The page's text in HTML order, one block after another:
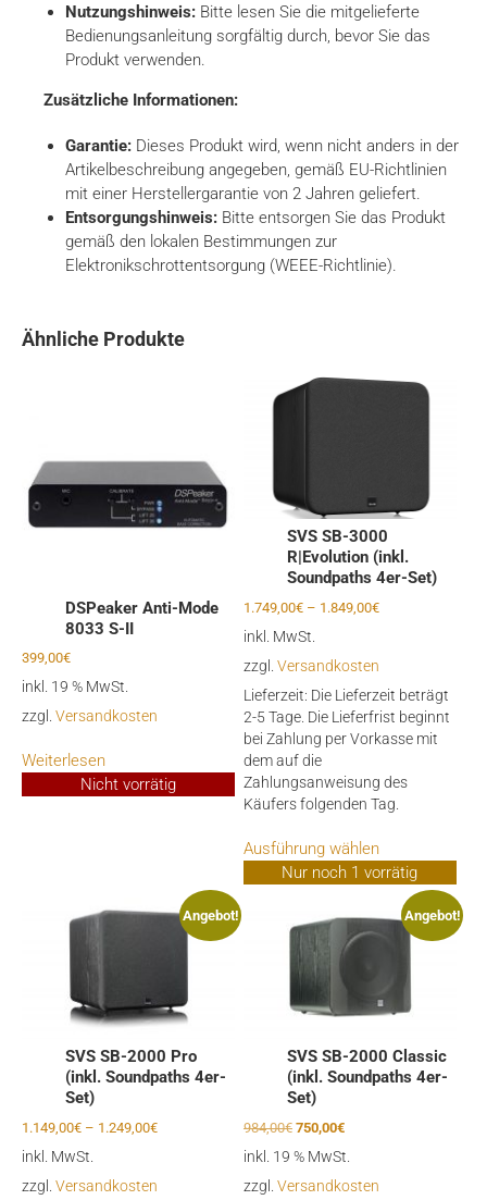
Nutzungshinweis: Bitte lesen Sie die mitgelieferte
Bedienungsanleitung sorgfältig durch, bevor Sie das
Produkt verwenden.
Zusätzliche Informationen:
Garantie: Dieses Produkt wird, wenn nicht anders in der
Artikelbeschreibung angegeben, gemäß EU-Richtlinien
mit einer Herstellergarantie von 2 Jahren geliefert.
Entsorgungshinweis: Bitte entsorgen Sie das Produkt
gemäß den lokalen Bestimmungen zur
Elektronikschrottentsorgung (WEEE-Richtlinie).
Ähnliche Produkte
DSPeaker Anti-Mode
8033 S-II
399,00€
inkl. 19 % MwSt.
zzgl. Versandkosten
Weiterlesen
Nicht vorrätig
SVS SB-3000
R|Evolution (inkl.
Soundpaths 4er-Set)
1.749,00€– 1.849,00€
inkl. MwSt.
zzgl. Versandkosten
Lieferzeit: Die Lieferzeit beträgt
2-5 Tage. Die Lieferfrist beginnt
bei Zahlung per Vorkasse mit
dem auf die
Zahlungsanweisung des
Käufers folgenden Tag.
Ausführung wählen
weist
mehrere
Varianten
Optionen
können
auf
der
Nur noch 1 vorrätig
Angebot!
SVS SB-2000 Pro
(inkl. Soundpaths 4er-
Set)
1.149,00€ – 1.249,00€
inkl. MwSt.
zzgl. Versandkosten
Angebot!
SVS SB-2000 Classic
(inkl. Soundpaths 4er-
Set)
984,00€ Ursprünglicher
984,00€
750,00€Aktueller
750,00€.
inkl. 19 % MwSt.
zzgl. Versandkosten